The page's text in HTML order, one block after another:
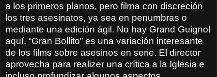
a los primeros planos, pero filma con discreción
los tres asesinatos, ya sea en penumbras o
mediante una edición ágil. No hay Grand Guignol
aquí. “Gran Bollito” es una variación interesante
de los films sobre asesinos en serie. El director
aprovecha para realizer una crítica a la Iglesia e